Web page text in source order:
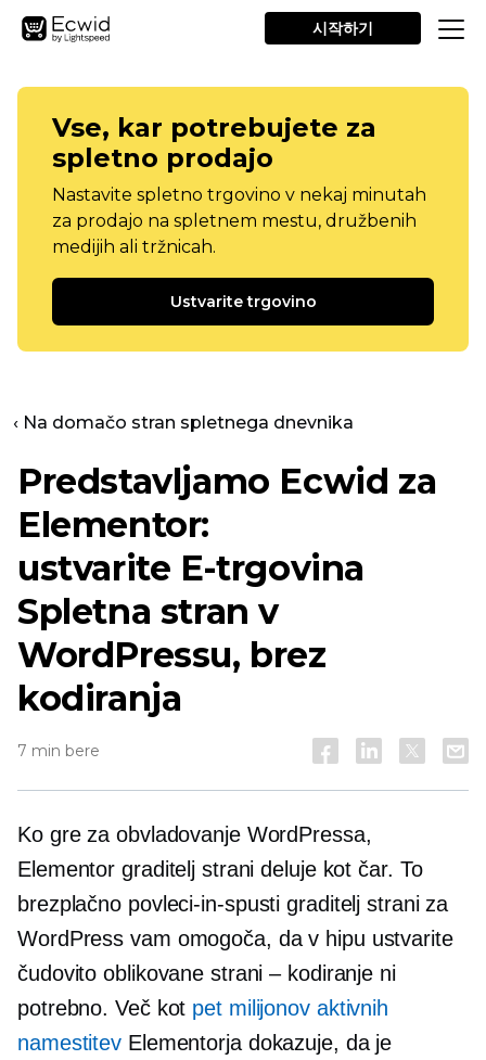
시작하기
Vse, kar potrebujete za
spletno prodajo
Nastavite spletno trgovino v nekaj minutah
za prodajo na spletnem mestu, družbenih
medijih ali tržnicah.
Ustvarite trgovino
‹ Na domačo stran spletnega dnevnika
Predstavljamo Ecwid za
Elementor:
ustvarite E-trgovina
Spletna stran v
WordPressu, brez
kodiranja
7 min bere
Ko gre za obvladovanje WordPressa,
Elementor graditelj strani deluje kot čar. To
brezplačno povleci-in-spusti graditelj strani za
WordPress vam omogoča, da v hipu ustvarite
čudovito oblikovane strani – kodiranje ni
potrebno. Več kot pet milijonov aktivnih
namestitev Elementorja dokazuje, da je